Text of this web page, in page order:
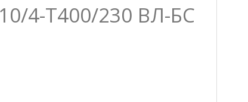
4-Т400/230 ВЛ-БС